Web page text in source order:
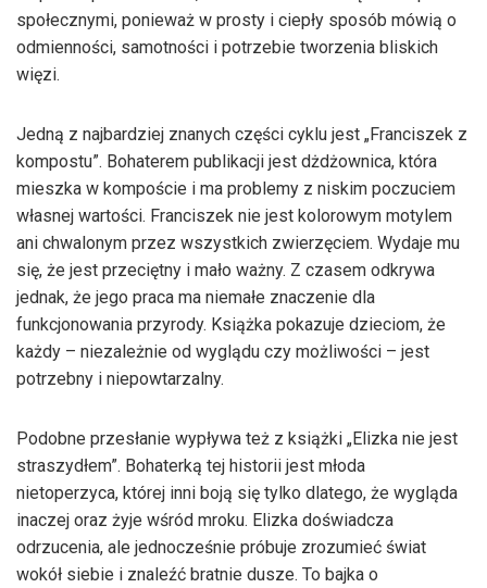
społecznymi, ponieważ w prosty i ciepły sposób mówią o
odmienności, samotności i potrzebie tworzenia bliskich
więzi.
Jedną z najbardziej znanych części cyklu jest „Franciszek z
kompostu”. Bohaterem publikacji jest dżdżownica, która
mieszka w kompoście i ma problemy z niskim poczuciem
własnej wartości. Franciszek nie jest kolorowym motylem
ani chwalonym przez wszystkich zwierzęciem. Wydaje mu
się, że jest przeciętny i mało ważny. Z czasem odkrywa
jednak, że jego praca ma niemałe znaczenie dla
funkcjonowania przyrody. Książka pokazuje dzieciom, że
każdy – niezależnie od wyglądu czy możliwości – jest
potrzebny i niepowtarzalny.
Podobne przesłanie wypływa też z książki „Elizka nie jest
straszydłem”. Bohaterką tej historii jest młoda
nietoperzyca, której inni boją się tylko dlatego, że wygląda
inaczej oraz żyje wśród mroku. Elizka doświadcza
odrzucenia, ale jednocześnie próbuje zrozumieć świat
wokół siebie i znaleźć bratnie dusze. To bajka o